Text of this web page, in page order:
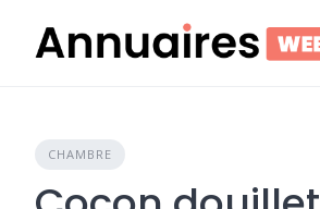
content
CHAMBRE